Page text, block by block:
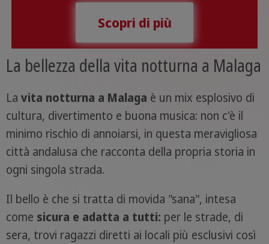
Scopri di più
La bellezza della vita notturna a Malaga
La vita notturna a Malaga è un mix esplosivo di
cultura, divertimento e buona musica: non c'è il
minimo rischio di annoiarsi, in questa meravigliosa
città andalusa che racconta della propria storia in
ogni singola strada.
Il bello è che si tratta di movida "sana", intesa
come sicura e adatta a tutti: per le strade, di
sera, trovi ragazzi diretti ai locali più esclusivi così